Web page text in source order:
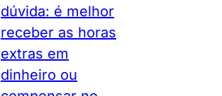
dúvida: é melhor
receber as horas
extras em
dinheiro ou